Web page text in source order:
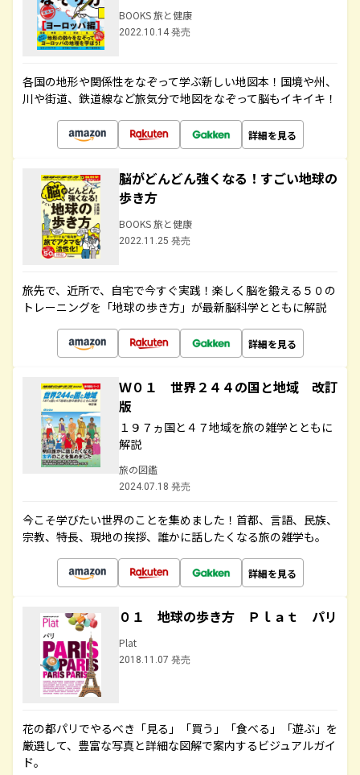
BOOKS 旅と健康
2022.10.14 発売
各国の地形や関係性をなぞって学ぶ新しい地図本！国境や州、
川や街道、鉄道線など旅気分で地図をなぞって脳もイキイキ！
詳細を見る
脳がどんどん強くなる！すごい地球の
歩き方
BOOKS 旅と健康
2022.11.25 発売
旅先で、近所で、自宅で今すぐ実践！楽しく脳を鍛える５０の
トレーニングを「地球の歩き方」が最新脳科学とともに解説
詳細を見る
Ｗ０１ 世界２４４の国と地域 改訂
版
１９７ヵ国と４７地域を旅の雑学とともに
解説
旅の図鑑
2024.07.18 発売
今こそ学びたい世界のことを集めました！首都、言語、民族、
宗教、特長、現地の挨拶、誰かに話したくなる旅の雑学も。
詳細を見る
０１ 地球の歩き方 Ｐｌａｔ パリ
Plat
2018.11.07 発売
花の都パリでやるべき「見る」「買う」「食べる」「遊ぶ」を
厳選して、豊富な写真と詳細な図解で案内するビジュアルガイ
ド。